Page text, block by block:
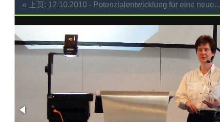
« 上页: 12.10.2010 - Potenzialentwicklung für eine neue...